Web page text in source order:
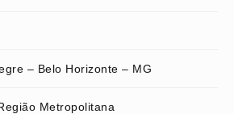
– Belo Horizonte – MG
Metropolitana